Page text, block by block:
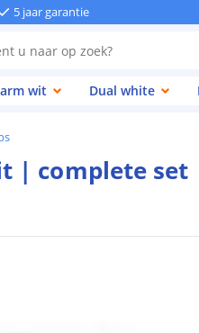
5 jaar garantie
wit Dual white
| complete set